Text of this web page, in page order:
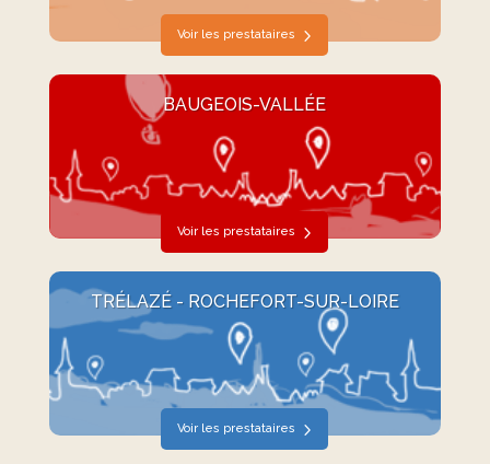
Voir les prestataires
BAUGEOIS-VALLÉE
Voir les prestataires
TRÉLAZÉ - ROCHEFORT-SUR-LOIRE
Voir les prestataires